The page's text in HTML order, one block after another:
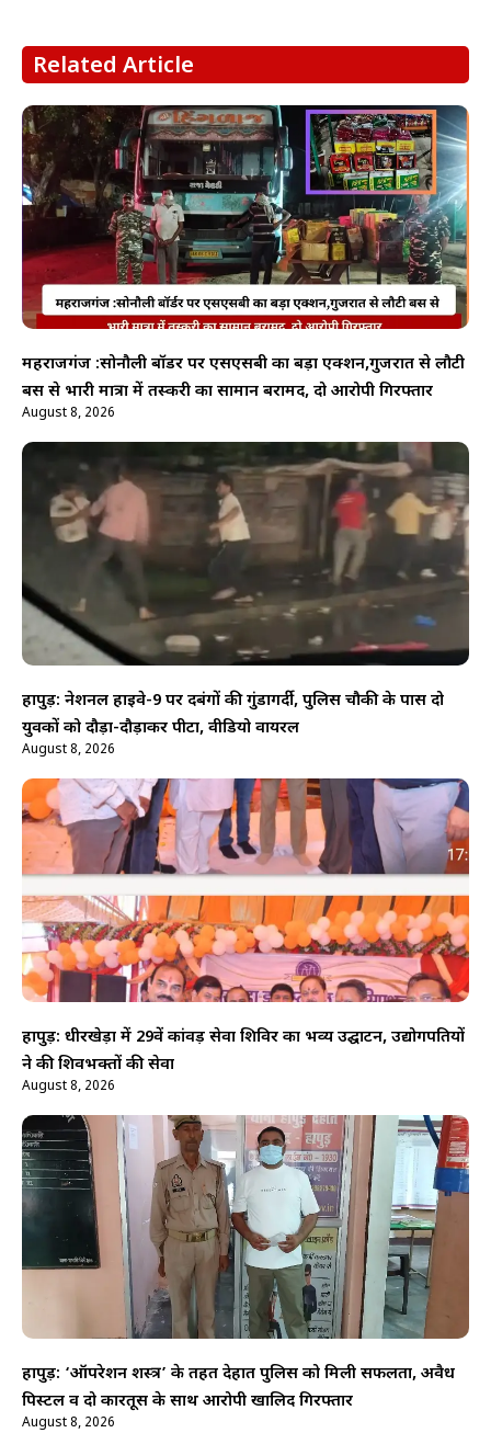
Related Article
महराजगंज :सोनौली बॉर्डर पर एसएसबी का बड़ा एक्शन,गुजरात से लौटी
बस से भारी मात्रा में तस्करी का सामान बरामद, दो आरोपी गिरफ्तार
August 8, 2026
हापुड़: नेशनल हाईवे-9 पर दबंगों की गुंडागर्दी, पुलिस चौकी के पास दो
युवकों को दौड़ा-दौड़ाकर पीटा, वीडियो वायरल
August 8, 2026
हापुड़: धीरखेड़ा में 29वें कांवड़ सेवा शिविर का भव्य उद्घाटन, उद्योगपतियों
ने की शिवभक्तों की सेवा
August 8, 2026
हापुड़: ‘ऑपरेशन शस्त्र’ के तहत देहात पुलिस को मिली सफलता, अवैध
पिस्टल व दो कारतूस के साथ आरोपी खालिद गिरफ्तार
August 8, 2026